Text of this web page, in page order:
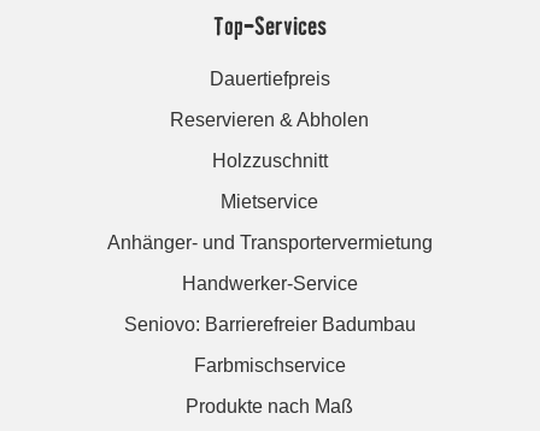
Top-Services
Dauertiefpreis
Reservieren & Abholen
Holzzuschnitt
Mietservice
Anhänger- und Transportervermietung
Handwerker-Service
Seniovo: Barrierefreier Badumbau
Farbmischservice
Produkte nach Maß